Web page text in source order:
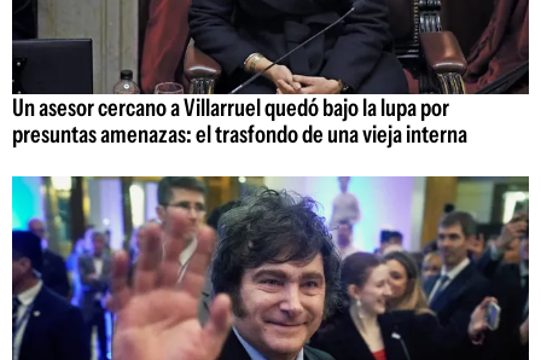
Un asesor cercano a Villarruel quedó bajo la lupa por
presuntas amenazas: el trasfondo de una vieja interna